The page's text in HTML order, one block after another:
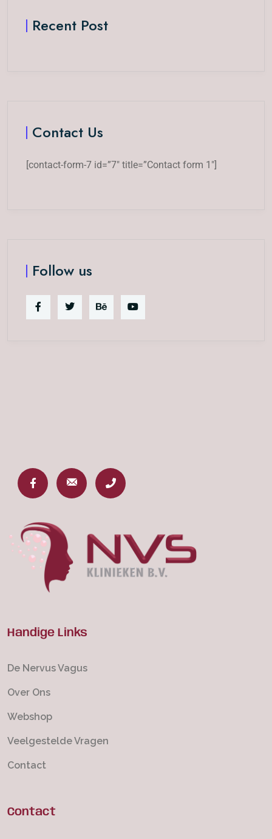
Recent Post
Contact Us
[contact-form-7 id=”7″ title=”Contact form 1″]
Follow us
Handige Links
De Nervus Vagus
Over Ons
Webshop
Veelgestelde Vragen
Contact
Contact